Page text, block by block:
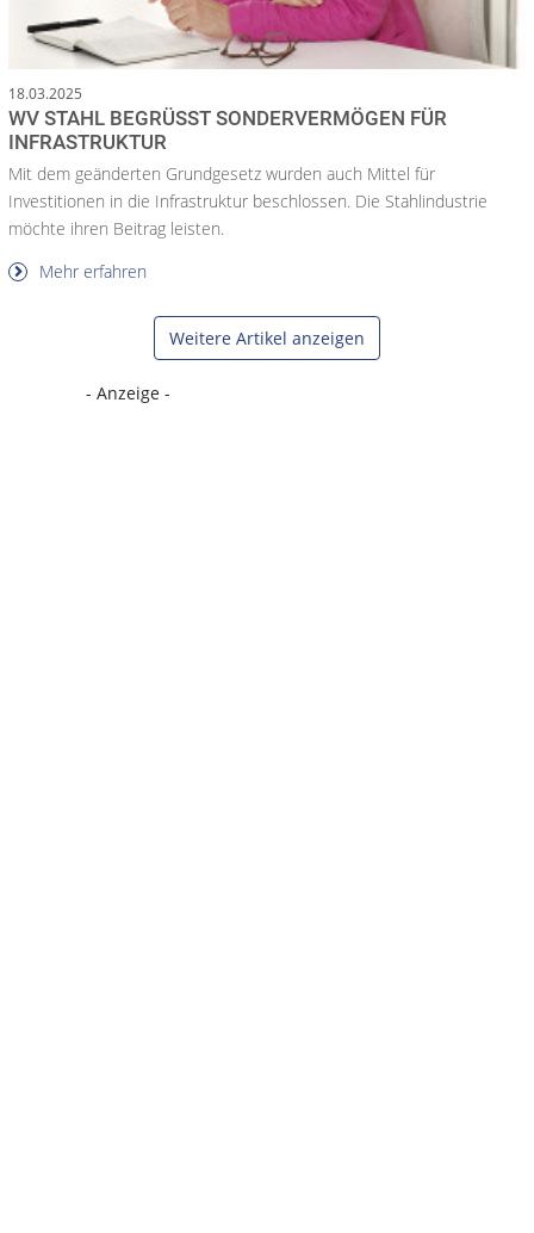
18.03.2025
WV STAHL BEGRÜSST SONDERVERMÖGEN FÜR I
NFRASTRUKTUR
Mit dem geänderten Grundgesetz wurden auch Mittel für
Investitionen in die Infrastruktur beschlossen. Die Stahlindustrie
möchte ihren Beitrag leisten.
Mehr erfahren
Weitere Artikel anzeigen
- Anzeige -